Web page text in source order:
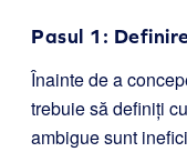
Pasul 1:
Înainte de a
trebuie să definiți
ambigue sunt